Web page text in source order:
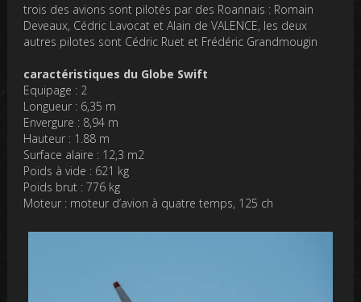
trois des avions sont pilotés par des Roannais : Romain
Deveaux, Cédric Lavocat et Alain de VALENCE, les deux
autres pilotes sont Cédric Ruet et Frédéric Grandmougin
caractéristiques du Globe Swift
Equipage : 2
Longueur : 6,35 m
Envergure : 8,94 m
Hauteur : 1.88 m
Surface alaire : 12,3 m2
Poids à vide : 621 kg
Poids brut : 776 kg
Moteur : moteur d’avion à quatre temps, 125 ch